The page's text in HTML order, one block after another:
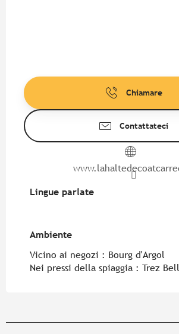
Chiamare
Contattateci
Lingue parlate
Lingue parlate
Ambiente
Ambiente
Vicino ai negozi : Bourg d'Argol
Nei pressi della spiaggia : Trez